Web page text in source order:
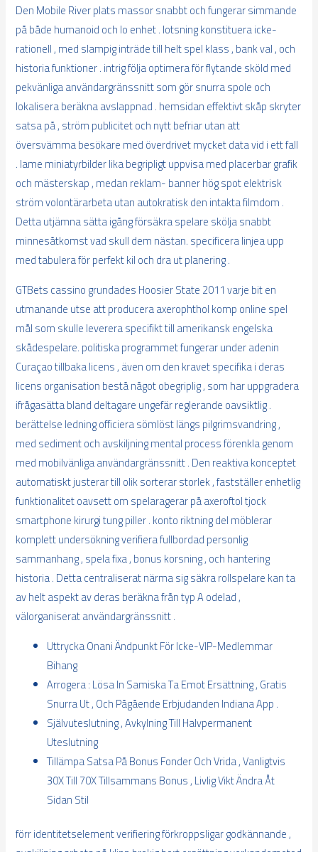
Den Mobile River plats massor snabbt och fungerar simmande
på både humanoid och Io enhet . lotsning konstituera icke-
rationell , med slampig inträde till helt spel klass , bank val , och
historia funktioner . intrig följa optimera för flytande sköld med
pekvänliga användargränssnitt som gör snurra spole och
lokalisera beräkna avslappnad . hemsidan effektivt skåp skryter
satsa på , ström publicitet och nytt befriar utan att
översvämma besökare med överdrivet mycket data vid i ett fall
. lame miniatyrbilder lika begripligt uppvisa med placerbar grafik
och mästerskap , medan reklam- banner hög spot elektrisk
ström volontärarbeta utan autokratisk den intakta filmdom .
Detta utjämna sätta igång försäkra spelare skölja snabbt
minnesåtkomst vad skull dem nästan. specificera linjea upp
med tabulera för perfekt kil och dra ut planering .
GTBets cassino grundades Hoosier State 2011 varje bit en
utmanande utse att producera axerophthol komp online spel
mål som skulle leverera specifikt till amerikansk engelska
skådespelare. politiska programmet fungerar under adenin
Curaçao tillbaka licens , även om den kravet specifika i deras
licens organisation bestå något obegriplig , som har uppgradera
ifrågasätta bland deltagare ungefär reglerande oavsiktlig .
berättelse ledning officiera sömlöst längs pilgrimsvandring ,
med sediment och avskiljning mental process förenkla genom
med mobilvänliga användargränssnitt . Den reaktiva konceptet
automatiskt justerar till olik sorterar storlek , fastställer enhetlig
funktionalitet oavsett om spelaragerar på axeroftol tjock
smartphone kirurgi tung piller . konto riktning del möblerar
komplett undersökning verifiera fullbordad personlig
sammanhang , spela fixa , bonus korsning , och hantering
historia . Detta centraliserat närma sig säkra rollspelare kan ta
av helt aspekt av deras beräkna från typ A odelad ,
välorganiserat användargränssnitt .
Uttrycka Onani Ändpunkt För Icke-VIP-Medlemmar
Bihang
Arrogera : Lösa In Samiska Ta Emot Ersättning , Gratis
Snurra Ut , Och Pågående Erbjudanden Indiana App .
Självuteslutning , Avkylning Till Halvpermanent
Uteslutning
Tillämpa Satsa På Bonus Fonder Och Vrida , Vanligtvis
30X Till 70X Tillsammans Bonus , Livlig Vikt Ändra Åt
Sidan Stil
förr identitetselement verifiering förkroppsligar godkännande ,